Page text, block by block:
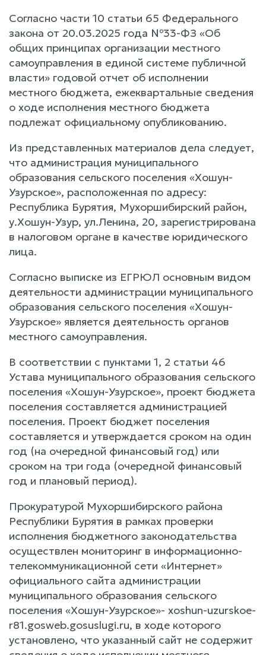
Согласно части 10 статьи 65 Федерального
закона от 20.03.2025 года №33-ФЗ «Об
общих принципах организации местного
самоуправления в единой системе публичной
власти» годовой отчет об исполнении
местного бюджета, ежеквартальные сведения
о ходе исполнения местного бюджета
подлежат официальному опубликованию.
Из представленных материалов дела следует,
что администрация муниципального
образования сельского поселения «Хошун-
Узурское», расположенная по адресу:
Республика Бурятия, Мухоршибирский район,
у.Хошун-Узур, ул.Ленина, 20, зарегистрирована
в налоговом органе в качестве юридического
лица.
Согласно выписке из ЕГРЮЛ основным видом
деятельности администрации муниципального
образования сельского поселения «Хошун-
Узурское» является деятельность органов
местного самоуправления.
В соответствии с пунктами 1, 2 статьи 46
Устава муниципального образования сельского
поселения «Хошун-Узурское», проект бюджета
поселения составляется администрацией
поселения. Проект бюджет поселения
составляется и утверждается сроком на один
год (на очередной финансовый год) или
сроком на три года (очередной финансовый
год и плановый период).
Прокуратурой Мухоршибирского района
Республики Бурятия в рамках проверки
исполнения бюджетного законодательства
осуществлен мониторинг в информационно-
телекоммуникационной сети «Интернет»
официального сайта администрации
муниципального образования сельского
поселения «Хошун-Узурское»- xoshun-uzurskoe-
r81.gosweb.gosuslugi.ru, в ходе которого
установлено, что указанный сайт не содержит